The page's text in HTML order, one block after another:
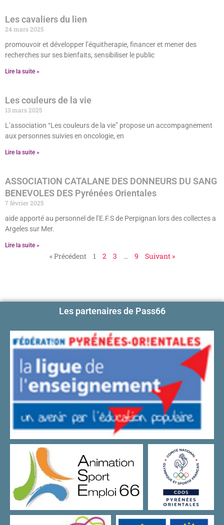
Les cavaliers du lien
24 mars 2025
promouvoir et développer l’équitherapie, financer et mener des
recherches sur ses bienfaits, sensibiliser le public
Lire la suite »
Les couleurs de la vie
13 mars 2025
L’association “Les couleurs de la vie” propose un accompagnement
aux personnes suivies en oncologie, en
Lire la suite »
ASSOCIATION CATALANE DES DONNEURS DU SANG
BENEVOLES DES Pyrénées Orientales
7 février 2025
aide apporté au personnel de l’E.F.S de Perpignan lors des collectes a
Argeles sur Mer.
Lire la suite »
« Précédent 1 2 3 … 9 Suivant »
Les partenaires de Pass66